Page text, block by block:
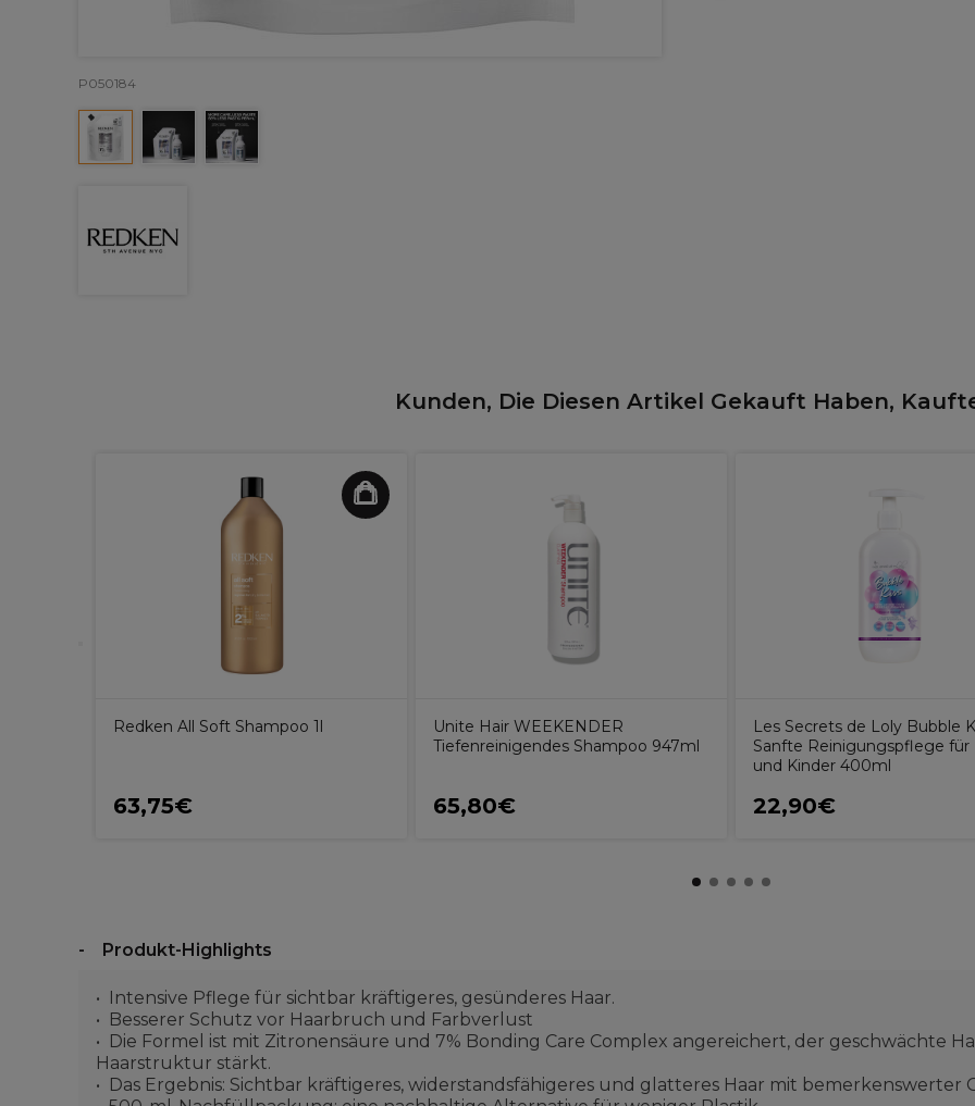
P050184
Kunden, Die Diesen Artikel Gekauft Haben,
Redken All Soft Shampoo 1l
63,75€
Unite Hair WEEKENDER
Tiefenreinigendes Shampoo 947ml
65,80€
Les Secrets de Loly Bubble
Sanfte Reinigungspflege für
und Kinder 400ml
22,90€
Produkt-Highlights
Intensive Pflege für sichtbar kräftigeres, gesünderes Haar.
Besserer Schutz vor Haarbruch und Farbverlust
Die Formel ist mit Zitronensäure und 7% Bonding Care Complex angereichert, der geschwächte
Haarstruktur stärkt.
Das Ergebnis: Sichtbar kräftigeres, widerstandsfähigeres und glatteres Haar mit bemerkenswerter